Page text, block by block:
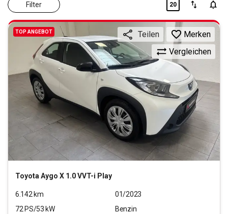
Filter 20
TOP ANGEBOT
ToyotaAygo X 1.0 VVT-i Play
Vergleichen
Teilen Merken
6.142km
01/2023
72PS/53 kW
Benzin